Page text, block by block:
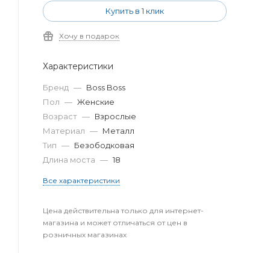
Купить в 1 клик
Хочу в подарок
Характеристики
Бренд — Boss Boss
Пол — Женские
Возраст — Взрослые
Материал — Металл
Тип — Безободковая
Длина моста — 18
Все характеристики
Цена действительна только для интернет-
магазина и может отличаться от цен в
розничных магазинах